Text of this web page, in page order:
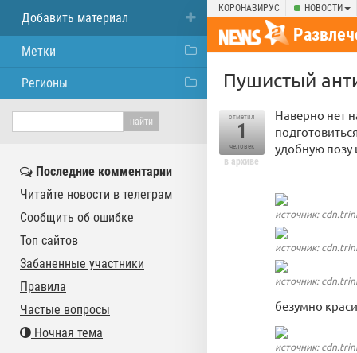
КОРОНАВИРУС НОВОСТИ
Пушистый
отметил
1
человек
в архиве
Наверно нет
удобную позу
источник:
источник:
источник:
безумно
источник:
Добавить материал
Метки
Регионы
Последние комментарии
Читайте новости в телеграм
Сообщить об ошибке
Топ сайтов
Забаненные участники
Правила
Частые вопросы
Ночная тема